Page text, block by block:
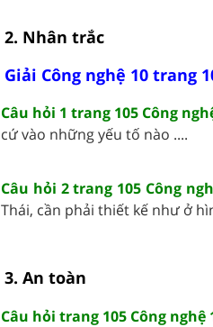
2. Nhân trắc
Giải Công nghệ 10 trang
Câu hỏi 1 trang 105 Công
cứ vào những yếu tố nào ....
Câu hỏi 2 trang 105 Công
Thái, cần phải thiết kế như ở
3. An toàn
Câu hỏi trang 105 Công nghệ